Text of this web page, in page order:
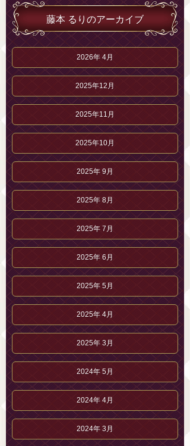
藤本 るりのアーカイブ
2026年 4月
2025年12月
2025年11月
2025年10月
2025年 9月
2025年 8月
2025年 7月
2025年 6月
2025年 5月
2025年 4月
2025年 3月
2024年 5月
2024年 4月
2024年 3月